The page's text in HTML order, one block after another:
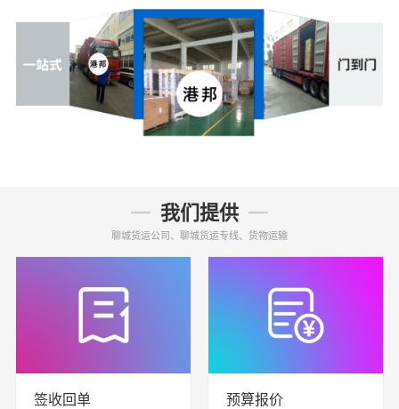
我们提供
聊城货运公司、聊城货运专线、货物运输
签收回单 预算报价